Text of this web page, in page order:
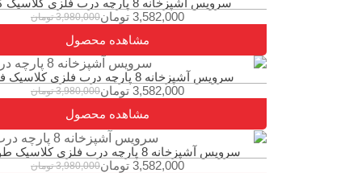
سرویس آشپزخانه 8 پارچه درب فلزی کلاسیک کرم
3,980,000 تومان 3,582,000 تومان
مشاهده محصول
سرویس آشپزخانه 8 پارچه درب فلزی کلاسیک فیلی
3,980,000 تومان 3,582,000 تومان
مشاهده محصول
سرویس آشپزخانه 8 پارچه درب فلزی کلاسیک طوسی
3,980,000 تومان 3,582,000 تومان